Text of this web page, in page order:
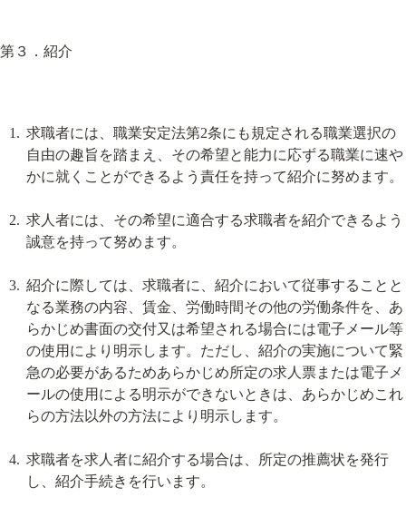
第３．紹介
求職者には、職業安定法第2条にも規定される職業選択の
自由の趣旨を踏まえ、その希望と能力に応ずる職業に速や
かに就くことができるよう責任を持って紹介に努めます。
求人者には、その希望に適合する求職者を紹介できるよう
誠意を持って努めます。
紹介に際しては、求職者に、紹介において従事することと
なる業務の内容、賃金、労働時間その他の労働条件を、あ
らかじめ書面の交付又は希望される場合には電子メール等
の使用により明示します。ただし、紹介の実施について緊
急の必要があるためあらかじめ所定の求人票または電子メ
ールの使用による明示ができないときは、あらかじめこれ
らの方法以外の方法により明示します。
求職者を求人者に紹介する場合は、所定の推薦状を発行
し、紹介手続きを行います。